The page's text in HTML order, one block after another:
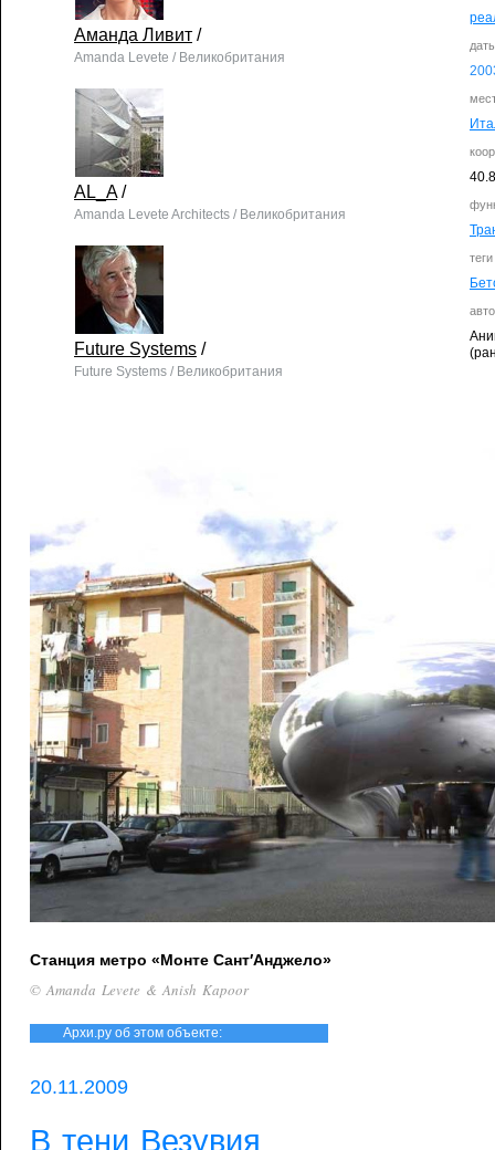
теги
Аманда Ливит /
Amanda Levete / Великобритания
AL_A/
Amanda Levete Architects / Великобритания
Future Systems /
Future Systems / Великобритания
Станция метро «Монте Сант′Анджело»
© Amanda Levete & Anish Kapoor
Архи.ру об этом объекте:
20.11.2009
В тени Везувия